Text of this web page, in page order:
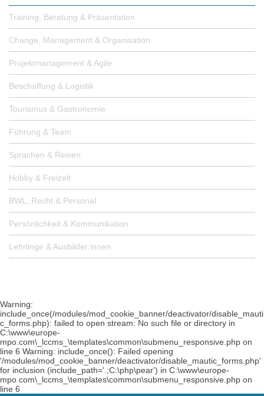
Training, Beratung & Präsentation
Change, Management & Organisation
Projektmanagement & Agile
Beschaffung & Logistik
Tourismus & Gastronomie
Führung & Team
Sprachen & Reisen
Hobby & Freizeit
BWL, Recht & Personal
Persönlichkeit & Kommunikation
Lehrlinge & Ausbilder:innen
Warning:
include_once(/modules/mod_cookie_banner/deactivator/disable_mauti
c_forms.php): failed to open stream: No such file or directory in
C:\www\europe-
mpo.com\_lccms_\templates\common\submenu_responsive.php on
line 6 Warning: include_once(): Failed opening
'/modules/mod_cookie_banner/deactivator/disable_mautic_forms.php'
for inclusion (include_path='.;C:\php\pear') in C:\www\europe-
mpo.com\_lccms_\templates\common\submenu_responsive.php on
line 6